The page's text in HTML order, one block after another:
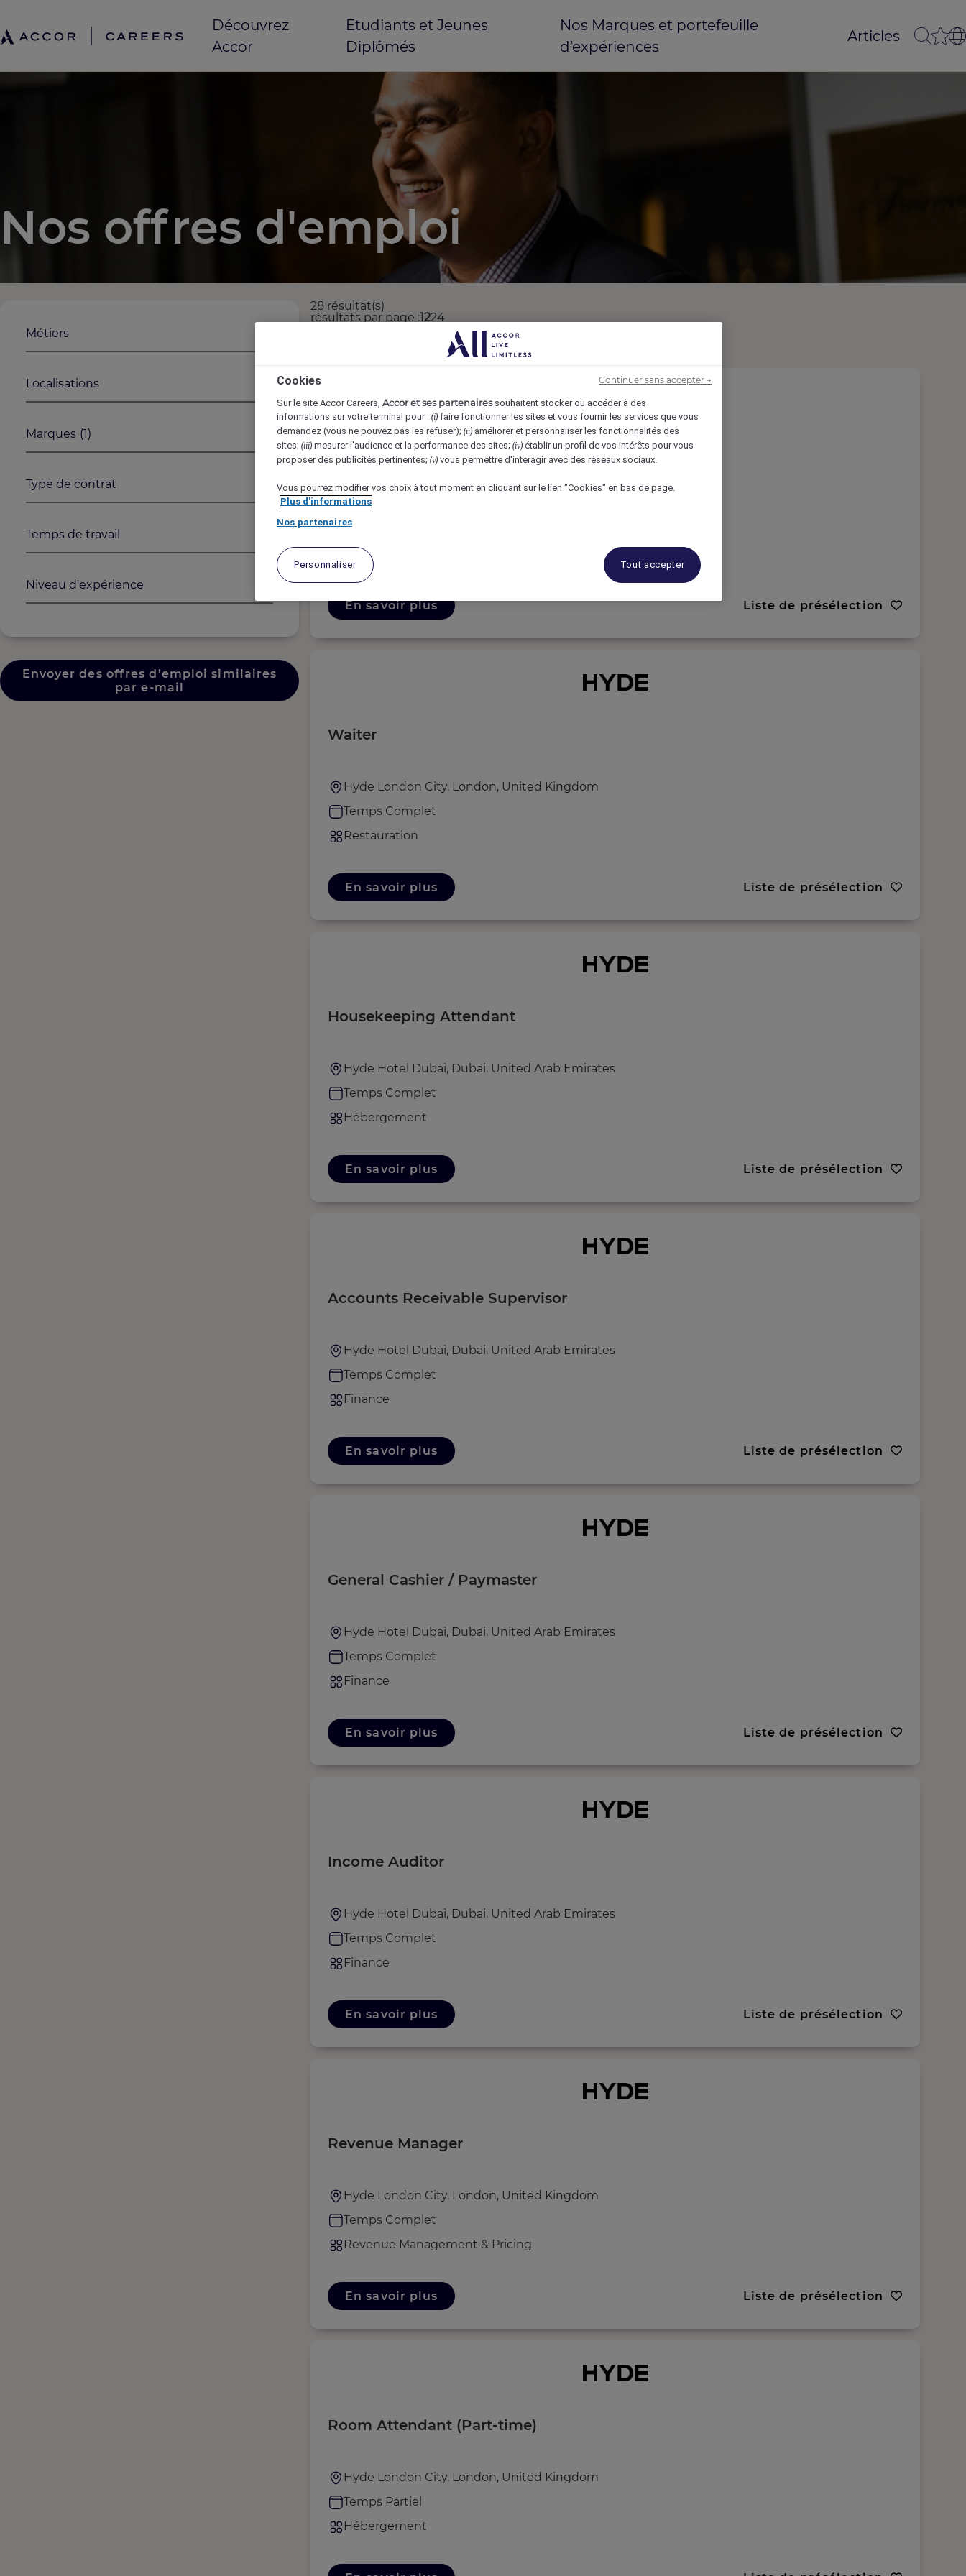
Découvrez
Accor
Etudiants et Jeunes
Diplômés
Nos Marques et portefeuille
d’expériences
Articles
Nos offres d'emploi
Métiers
Localisations
Marques (1)
Type de contrat
Temps de travail
Niveau d'expérience
Envoyer des offres d’emploi similaires
par e-mail
28 résultat(s)
résultats par page 1224
Guest Experience Agent
HYDE MELBOURNE PLACE, Melbourne, Australia
Temps Complet
Hébergement
En savoir plus Liste de présélection
Waiter
Hyde London City, London, United Kingdom
Temps Complet
Restauration
En savoir plus Liste de présélection
Housekeeping Attendant
Hyde Hotel Dubai, Dubai, United Arab Emirates
Temps Complet
Hébergement
En savoir plus Liste de présélection
Accounts Receivable Supervisor
Hyde Hotel Dubai, Dubai, United Arab Emirates
Temps Complet
Finance
En savoir plus Liste de présélection
General Cashier / Paymaster
Hyde Hotel Dubai, Dubai, United Arab Emirates
Temps Complet
Finance
En savoir plus Liste de présélection
Income Auditor
Hyde Hotel Dubai, Dubai, United Arab Emirates
Temps Complet
Finance
En savoir plus Liste de présélection
Revenue Manager
Hyde London City, London, United Kingdom
Temps Complet
Revenue Management & Pricing
En savoir plus Liste de présélection
Room Attendant (Part-time)
Hyde London City, London, United Kingdom
Temps Partiel
Hébergement
Cookies
Sur le site Accor Careers, Accor et ses partenairessouhaitent stocker ou accéder à des
informations sur votre terminal pour : (i) faire fonctionner les sites et vous fournir les services que vous
demandez (vous ne pouvez pas les refuser); (ii) améliorer et personnaliser les fonctionnalités des
sites; (iii) mesurer l'audience et la performance des sites; (iv) établir un profil de vos intérêts pour vous
proposer des publicités pertinentes; (v) vous permettre d'interagir avec des réseaux sociaux.
Vous pourrez modifier vos choix à tout moment en cliquant sur le lien "Cookies" en bas de page.
Plus d'informations
Nos partenaires
Personnaliser Tout accepter
Continuer sans accepter →